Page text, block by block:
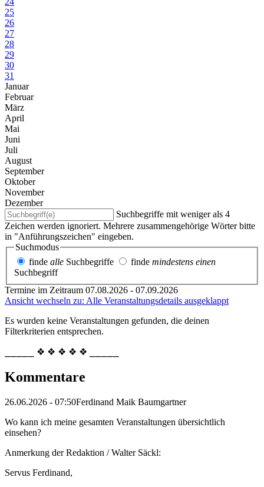
25
26
27
28
29
30
31
Januar
Februar
März
April
Mai
Juni
Juli
August
September
Oktober
November
Dezember
Suchbegriffe mit weniger als 4
Zeichen werden ignoriert. Mehrere zusammengehörige Wörter bitte
in "Anführungszeichen" eingeben.
Suchmodus
finde alle Suchbegriffe finde mindestens einen
Suchbegriff
Termine im Zeitraum 07.08.2026 - 07.09.2026
Ansicht wechseln zu: Alle Veranstaltungsdetails ausgeklappt
Es wurden keine Veranstaltungen gefunden, die deinen
Filterkriterien entsprechen.
⎯⎯⎯⎯⎯ ❖ ❖ ❖ ❖ ❖ ⎯⎯⎯⎯⎯
Kommentare
26.06.2026 - 07:50Ferdinand Maik Baumgartner
Wo kann ich meine gesamten Veranstaltungen übersichtlich
einsehen?
Anmerkung der Redaktion /Walter Säckl:
Servus Ferdinand,